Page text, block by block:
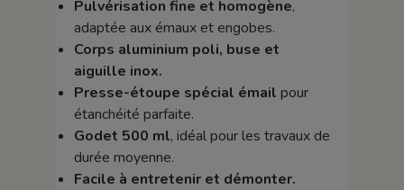
Pulvérisation fine et homogène,
adaptée aux émaux et engobes.
Corps aluminium poli, buse et
aiguille inox.
Presse-étoupe spécial émail pour
étanchéité parfaite.
Godet 500 ml, idéal pour les travaux de
durée moyenne.
Facile à entretenir et démonter.